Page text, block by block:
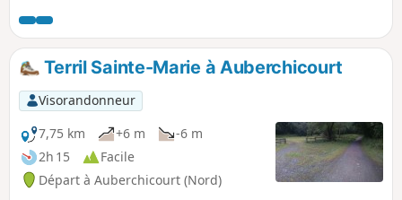
villages de Haynecourt, Tolloy-lez-Cambrai, Neuville-Saint-
Rémy et Raillencourt-Sainte-Olle jalonnent votre parcours,
chacun avec sa personnalité, ses rues chargées d’histoire et
ses points de vue inattendus. Entre les champs ondoyants,
les sentiers tranquilles et les silhouettes métalliques qui se
dressent au loin, cette balade raconte la cohabitation
harmonieuse entre nature et production humaine. Idéale
pour celles et ceux qui aiment sentir battre le cœur de la
région dans toutes ses dimensions, c’est un voyage qui
étonne et séduit à chaque détour.
Terril Sainte-Marie à Auberchicourt
Visorandonneur
7,75 km
+6 m
-6 m
2h 15
Facile
Départ à Auberchicourt (Nord)